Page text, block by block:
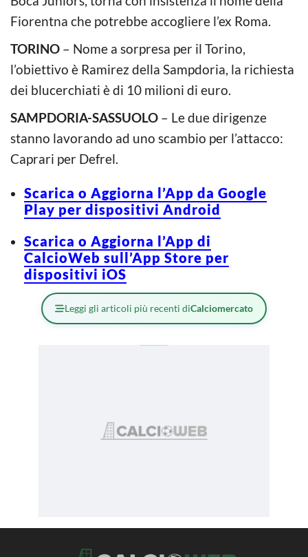
Fiorentna che potrebbe accogliere l’ex Roma.
TORINO – Nome a sorpresa per il Torino,
l’obiettivo è Ramirez della Sampdoria, la richiesta
dei blucerchiati è di 10 milioni di euro.
SAMPDORIA-SASSUOLO – Le due dirigenze
stanno lavorando ad uno scambio per l’attacco:
Caprari per Defrel.
Scarica o Aggiorna l’App da Google
Play per dispositivi Android
Scarica o Aggiorna l’App di
CalcioWeb sull’App Store per
dispositivi iOS
Leggi gli articoli più recenti diCalciomercato